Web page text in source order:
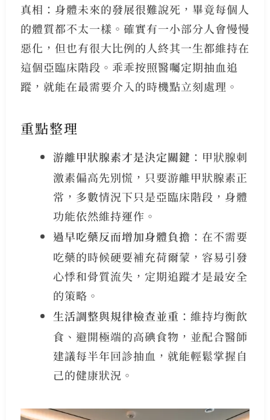
真相：身體未來的發展很難說死，畢竟每個人
的體質都不太一樣。確實有一小部分人會慢慢
惡化，但也有很大比例的人終其一生都維持在
這個亞臨床階段。乖乖按照醫囑定期抽血追
蹤，就能在最需要介入的時機點立刻處理。
重點整理
游離甲狀腺素才是決定關鍵 ：甲狀腺刺
激素偏高先別慌，只要游離甲狀腺素正
常，多數情況下只是亞臨床階段，身體
功能依然維持運作。
過早吃藥反而增加身體負擔 ：在不需要
吃藥的時候硬要補充荷爾蒙，容易引發
心悸和骨質流失，定期追蹤才是最安全
的策略。
生活調整與規律檢查並重 ：維持均衡飲
食、避開極端的高碘食物，並配合醫師
建議每半年回診抽血，就能輕鬆掌握自
己的健康狀況。